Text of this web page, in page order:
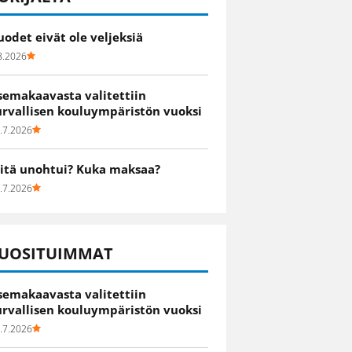
eivät ole veljeksiä
valitettiin
kouluympäristön vuoksi
unohtui? Kuka maksaa?
valitettiin
kouluympäristön vuoksi